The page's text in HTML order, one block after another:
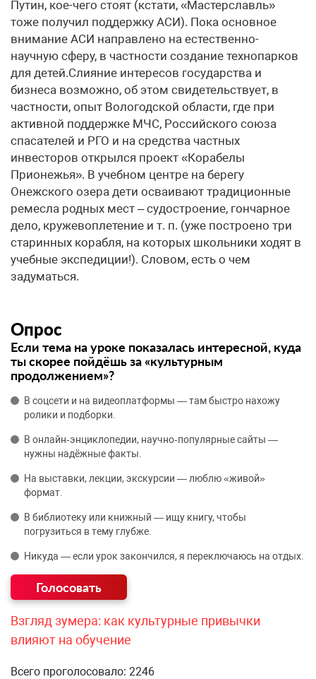
Путин, кое-чего стоят (кстати, «Мастерславль»
тоже получил поддержку АСИ). Пока основное
внимание АСИ направлено на естественно-
научную сферу, в частности создание технопарков
для детей.Слияние интересов государства и
бизнеса возможно, об этом свидетельствует, в
частности, опыт Вологодской области, где при
активной поддержке МЧС, Российского союза
спасателей и РГО и на средства частных
инвесторов открылся проект «Корабелы
Прионежья». В учебном центре на берегу
Онежского озера дети осваивают традиционные
ремесла родных мест – судостроение, гончарное
дело, кружевоплетение и т. п. (уже построено три
старинных корабля, на которых школьники ходят в
учебные экспедиции!). Словом, есть о чем
задуматься.
Опрос
Если тема на уроке показалась интересной, куда
ты скорее пойдёшь за «культурным
продолжением»?
В соцсети и на видеоплатформы — там быстро нахожу
ролики и подборки.
В онлайн‑энциклопедии, научно‑популярные сайты —
нужны надёжные факты.
На выставки, лекции, экскурсии — люблю «живой»
формат.
В библиотеку или книжный — ищу книгу, чтобы
погрузиться в тему глубже.
Никуда — если урок закончился, я переключаюсь на отдых.
Взгляд зумера: как культурные привычки
влияют на обучение
Всего проголосовало: 2246